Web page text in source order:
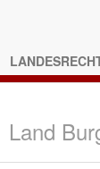
Land